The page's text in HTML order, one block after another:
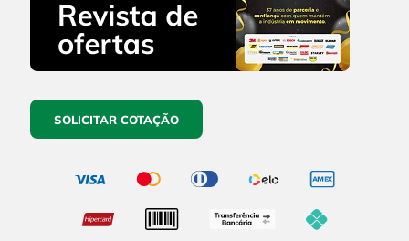
SOLICITAR COTAÇÃO